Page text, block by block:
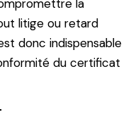
la
litige ou retard
donc indispensable
du certificat